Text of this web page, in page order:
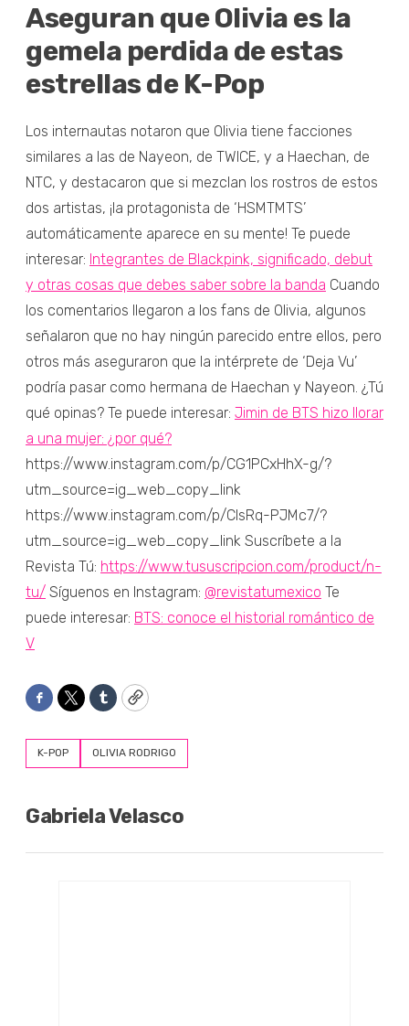
Aseguran que Olivia es la
gemela perdida de estas
estrellas de K-Pop
Los internautas notaron que Olivia tiene facciones
similares a las de Nayeon, de TWICE, y a Haechan, de
NTC, y destacaron que si mezclan los rostros de estos
dos artistas, ¡la protagonista de ‘HSMTMTS’
automáticamente aparece en su mente! Te puede
interesar: Integrantes de Blackpink, significado, debut
y otras cosas que debes saber sobre la banda Cuando
los comentarios llegaron a los fans de Olivia, algunos
señalaron que no hay ningún parecido entre ellos, pero
otros más aseguraron que la intérprete de ‘Deja Vu’
podría pasar como hermana de Haechan y Nayeon. ¿Tú
qué opinas? Te puede interesar: Jimin de BTS hizo llorar
a una mujer: ¿por qué?
https://www.instagram.com/p/CG1PCxHhX-g/?
utm_source=ig_web_copy_link
https://www.instagram.com/p/CIsRq-PJMc7/?
utm_source=ig_web_copy_link Suscríbete a la
Revista Tú: https://www.tususcripcion.com/product/n-
tu/ Síguenos en Instagram: @revistatumexico Te
puede interesar: BTS: conoce el historial romántico de
V
Facebook
TwitterTumblrCopy
K-POP OLIVIA RODRIGO
Gabriela Velasco